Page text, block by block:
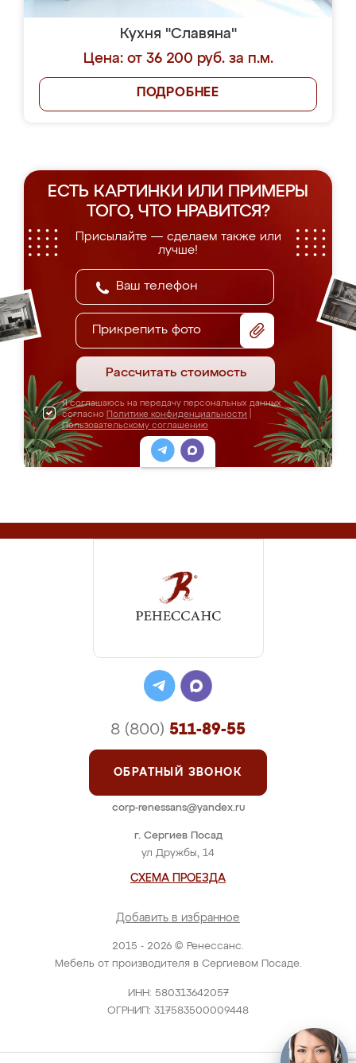
Кухня "Славяна"
Цена: от 36 200 руб. за п.м.
ПОДРОБНЕЕ
ЕСТЬ КАРТИНКИ ИЛИ ПРИМЕРЫ
ТОГО, ЧТО НРАВИТСЯ?
Присылайте — сделаем также или
лучше!
Прикрепить фото
Рассчитать стоимость
Я соглашаюсь на передачу персональных данных
согласно Политике конфиденциальности
Пользовательскому соглашению
2015 - 2026 © Ренессанс.
Мебель от производителя в Сергиевом Посаде.
ИНН: 580313642057
ОГРНИП: 317583500009448
г. Сергиев Посад
ул Дружбы, 14
СХЕМА ПРОЕЗДА
Добавить в избранное
8 (800) 511-89-55
ОБРАТНЫЙ ЗВОНОК
corp-renessans@yandex.ru